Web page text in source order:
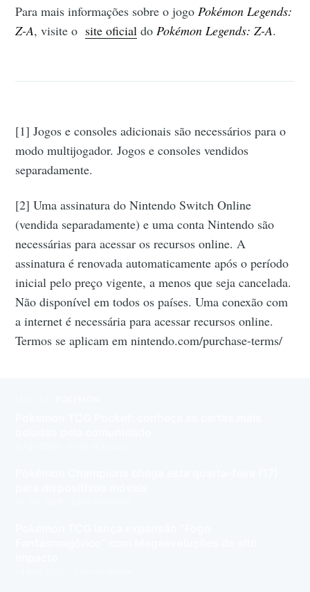
Para mais informações sobre o jogo Pokémon Legends:
Z-A, visite o site oficial do Pokémon Legends: Z-A.
[1] Jogos e consoles adicionais são necessários para o
modo multijogador. Jogos e consoles vendidos
separadamente.
[2] Uma assinatura do Nintendo Switch Online
(vendida separadamente) e uma conta Nintendo são
necessárias para acessar os recursos online. A
assinatura é renovada automaticamente após o período
inicial pelo preço vigente, a menos que seja cancelada.
Não disponível em todos os países. Uma conexão com
a internet é necessária para acessar recursos online.
Termos se aplicam em nintendo.com/purchase-terms/